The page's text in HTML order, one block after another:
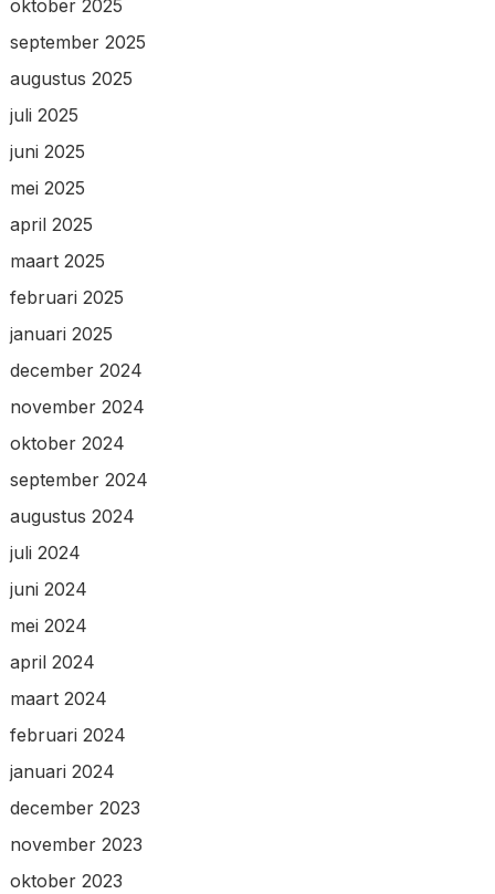
oktober 2025
september 2025
augustus 2025
juli 2025
juni 2025
mei 2025
april 2025
maart 2025
februari 2025
januari 2025
december 2024
november 2024
oktober 2024
september 2024
augustus 2024
juli 2024
juni 2024
mei 2024
april 2024
maart 2024
februari 2024
januari 2024
december 2023
november 2023
oktober 2023